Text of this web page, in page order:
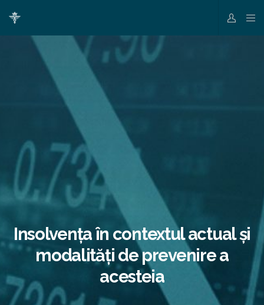
Insolvența în contextul actual și
modalități de prevenire a
acesteia